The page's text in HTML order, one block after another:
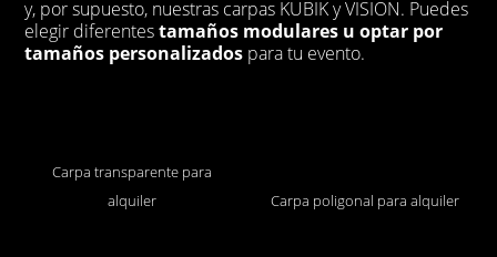
y, por supuesto, nuestras carpas KUBIK y VISION. Puedes
elegir diferentestamaños modulares u optar por
tamaños personalizados para tu evento.
Carpa transparente para
alquiler
Carpa poligonal para alquiler